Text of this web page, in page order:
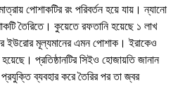
পোশাকটির রং পরিবর্তন হয়ে যায়। ন্যানো
তৈরিতে। কুয়েতে রফতানি হয়েছে ১ লাখ
ইউরোর মূল্যমানের এমন পোশাক। ইরাকেও
প্রতিষ্ঠানটির সিইও হোজায়তি জানান
ব্যবহার করে তৈরির পর তাজ্বর